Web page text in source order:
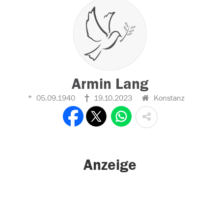
Armin Lang
05.09.1940 19.10.2023 Konstanz
Anzeige